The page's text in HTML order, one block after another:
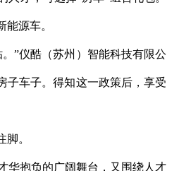
源车。
”仪酷（苏州）智能科技有限公
子车子。得知这一政策后，享受
。
华抱负的广阔舞台，又围绕人才